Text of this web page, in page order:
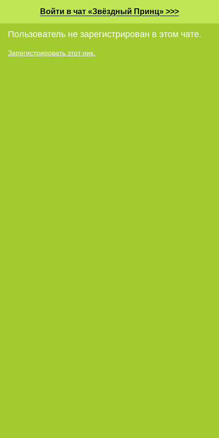
Войти в чат «Звёздный Принц» >>>
Пользователь не зарегистрирован в этом чате.
Зарегистрировать этот ник.